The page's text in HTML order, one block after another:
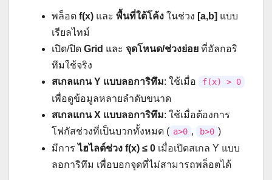
พล็อต f(x) และ พื้นที่ใต้โค้ง ในช่วง [a,b] แบบ
เรียลไทม์
เปิด/ปิด Grid และ จุดโหนด/ช่วงย่อย ที่อัลกอริ
ทึมใช้จริง
สเกลแกน Y แบบลอการิทึม: ใช้เมื่อ f(x) > 0
เพื่อดูข้อมูลหลายลำดับขนาด
สเกลแกน X แบบลอการิทึม: ใช้เมื่อต้องการ
โฟกัสช่วงที่เป็นบวกทั้งหมด ( a>0 , b>0 )
มีการไฮไลต์ช่วง f(x) ≤ 0 เมื่อเปิดสเกล Y แบบ
ลอการิทึม เพื่อบอกจุดที่ไม่สามารถพล็อตได้